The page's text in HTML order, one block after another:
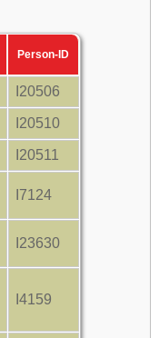
Person-ID
I20506
I20510
I20511
I7124
I23630
I4159